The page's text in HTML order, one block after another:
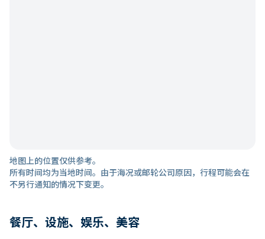
地图上的位置仅供参考。
所有时间均为当地时间。由于海况或邮轮公司原因，行程可能会在
不另行通知的情况下变更。
餐厅、设施、娱乐、美容